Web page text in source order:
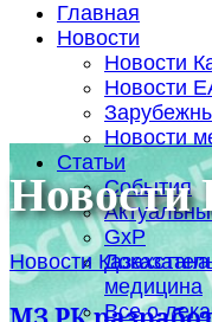
Главная
Новости
Новости
Новости
Новости
Статьи
События
GxP
медицина
Все о
Новости
Новости Казахстана